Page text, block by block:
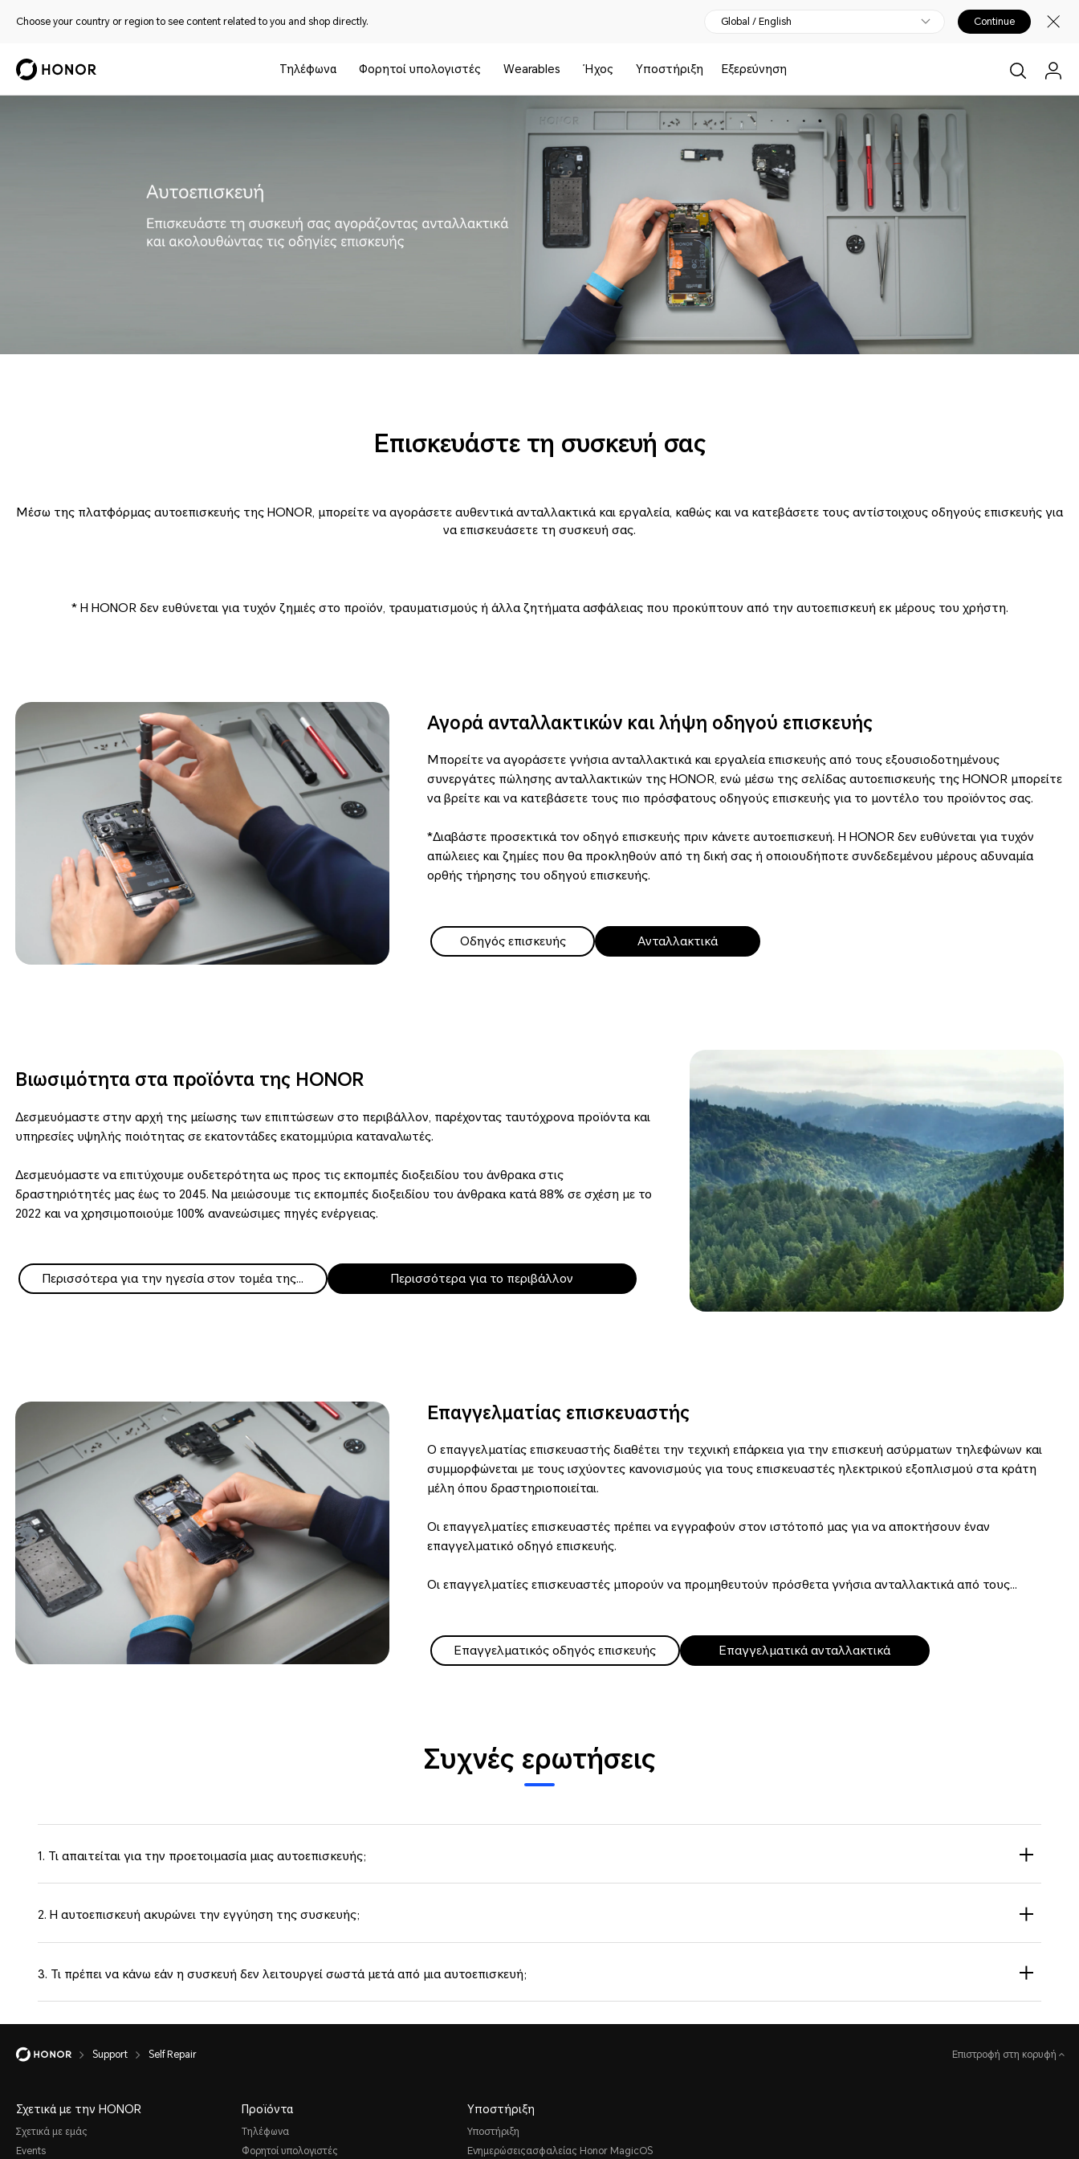
Choose your country or region to see content related to you and shop directly. Global / English Continue
Τηλέφωνα Φορητοί υπολογιστές Wearables Ήχος Υποστήριξη Εξερεύνηση
Επισκευάστε τη συσκευή σας
Μέσω της πλατφόρμας αυτοεπισκευής της HONOR, μπορείτε να αγοράσετε αυθεντικά ανταλλακτικά και εργαλεία, καθώς και να κατεβάσετε τους αντίστοιχους οδηγούς επισκευής για
να επισκευάσετε τη συσκευή σας.
* Η HONOR δεν ευθύνεται για τυχόν ζημιές στο προϊόν, τραυματισμούς ή άλλα ζητήματα ασφάλειας που προκύπτουν από την αυτοεπισκευή εκ μέρους του χρήστη.
Αγορά ανταλλακτικών και λήψη οδηγού επισκευής
Μπορείτε να αγοράσετε γνήσια ανταλλακτικά και εργαλεία επισκευής από τους εξουσιοδοτημένους
συνεργάτες πώλησης ανταλλακτικών της HONOR, ενώ μέσω της σελίδας αυτοεπισκευής της HONOR μπορείτε
να βρείτε και να κατεβάσετε τους πιο πρόσφατους οδηγούς επισκευής για το μοντέλο του προϊόντος σας.
*Διαβάστε προσεκτικά τον οδηγό επισκευής πριν κάνετε αυτοεπισκευή. Η HONOR δεν ευθύνεται για τυχόν
απώλειες και ζημίες που θα προκληθούν από τη δική σας ή οποιουδήποτε συνδεδεμένου μέρους αδυναμία
ορθής τήρησης του οδηγού επισκευής.
Οδηγός επισκευής Ανταλλακτικά
Βιωσιμότητα στα προϊόντα της HONOR
Δεσμευόμαστε στην αρχή της μείωσης των επιπτώσεων στο περιβάλλον, παρέχοντας ταυτόχρονα προϊόντα και
υπηρεσίες υψηλής ποιότητας σε εκατοντάδες εκατομμύρια καταναλωτές.
Δεσμευόμαστε να επιτύχουμε ουδετερότητα ως προς τις εκπομπές διοξειδίου του άνθρακα στις
δραστηριότητές μας έως το 2045. Να μειώσουμε τις εκπομπές διοξειδίου του άνθρακα κατά 88% σε σχέση με το
2022 και να χρησιμοποιούμε 100% ανανεώσιμες πηγές ενέργειας.
Περισσότερα για την ηγεσία στον τομέα της βιωσιμότητας Περισσότερα για το περιβάλλον
Επαγγελματίας επισκευαστής
Ο επαγγελματίας επισκευαστής διαθέτει την τεχνική επάρκεια για την επισκευή ασύρματων τηλεφώνων και
συμμορφώνεται με τους ισχύοντες κανονισμούς για τους επισκευαστές ηλεκτρικού εξοπλισμού στα κράτη
μέλη όπου δραστηριοποιείται.
Οι επαγγελματίες επισκευαστές πρέπει να εγγραφούν στον ιστότοπό μας για να αποκτήσουν έναν
επαγγελματικό οδηγό επισκευής.
Οι επαγγελματίες επισκευαστές μπορούν να προμηθευτούν πρόσθετα γνήσια ανταλλακτικά από τους
Επαγγελματικός οδηγός επισκευής Επαγγελματικά ανταλλακτικά
Συχνές ερωτήσεις
1. Τι απαιτείται για την προετοιμασία μιας αυτοεπισκευής;
2. Η αυτοεπισκευή ακυρώνει την εγγύηση της συσκευής;
3. Τι πρέπει να κάνω εάν η συσκευή δεν λειτουργεί σωστά μετά από μια αυτοεπισκευή;
Support Self Repair Επιστροφή στη κορυφή
Σχετικά με την HONOR
Σχετικά με εμάς
Events
Προϊόντα
Τηλέφωνα
Φορητοί υπολογιστές
Υποστήριξη
Υποστήριξη
Ενημερώσειςασφαλείας Honor MagicOS